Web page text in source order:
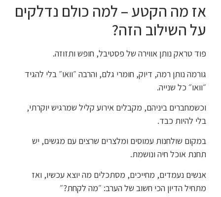
אז מה הקטע – למה כולם נדלקים
על השילוב הזה?
פוד טראק נותן אווירה של פסטיבל, חופש ותזוזה.
גורמה נותן רמה, דיוק, חומרי גלם, והרבה ״וואו״ בלי להגיד
״וואו״ כל שנייה.
וכשמחברים ביניהם, מקבלים אירוע קליל שמרגיש יוקרתי,
בלי להיות כבד.
במקום שולחנות עמוסים ומלצרים שרצים עם מגשים, יש
תחנת אוכל חיה ונושמת.
אנשים נעמדים, מחייכים, מסתכלים מה יוצא עכשיו, ואז
מתחיל הדיון הכי חשוב של הערב: ״מה לקחת?״